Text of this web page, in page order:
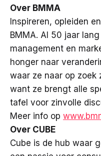
Over BMMA
Inspireren, opleiden
BMMA. Al 50 jaar
management en
honger naar
waar ze naar op zoek
want ze brengt alle
tafel voor zinvolle
Meer info op
Over CUBE
Cube is de hub waar